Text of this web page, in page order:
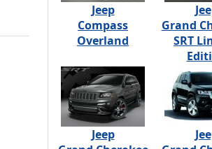
Jeep
Compass
Overland
Grand
SRT
Jeep